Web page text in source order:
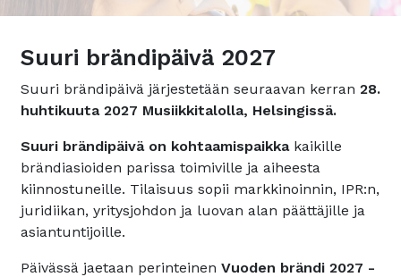
Suuri brändipäivä 2027
Suuri brändipäivä järjestetään seuraavan kerran 28.
huhtikuuta 2027 Musiikkitalolla, Helsingissä.
Suuri brändipäivä on kohtaamispaikka kaikille
brändiasioiden parissa toimiville ja aiheesta
kiinnostuneille. Tilaisuus sopii markkinoinnin, IPR:n,
juridiikan, yritysjohdon ja luovan alan päättäjille ja
asiantuntijoille.
Päivässä jaetaan perinteinen Vuoden brändi 2027 -